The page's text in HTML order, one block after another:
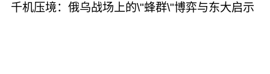
千机压境：俄乌战场上的\"蜂群\"博弈与东大启示